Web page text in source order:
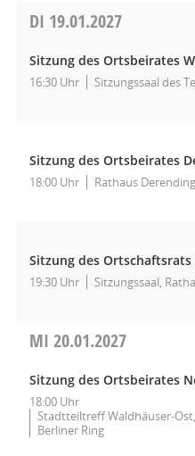
DI 19.01.2027
Sitzung des Ortsbeirates
16:30 Uhr Sitzungssaal des
Sitzung des Ortsbeirates
18:00 Uhr Rathaus
Sitzung des Ortschaftsrats
19:30 Uhr Sitzungssaal,
MI 20.01.2027
Sitzung des Ortsbeirates
18:00 Uhr
Stadtteiltreff Waldhäuser-
Berliner Ring